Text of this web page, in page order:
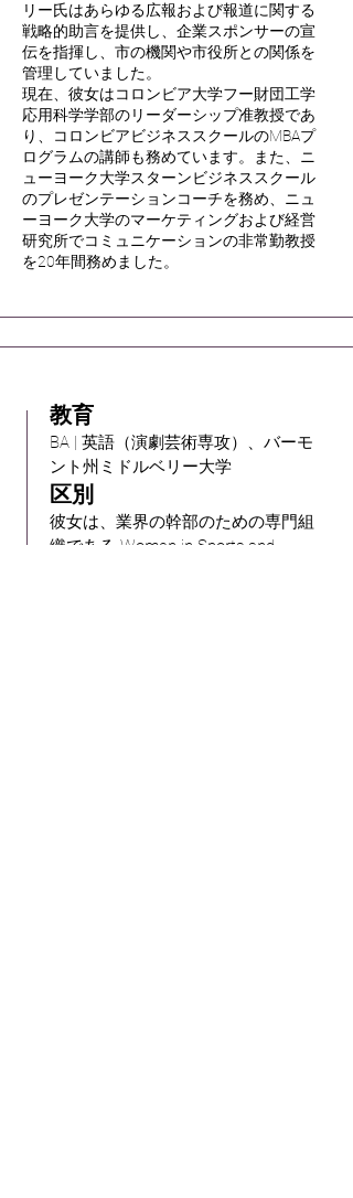
リー氏はあらゆる広報および報道に関する
戦略的助言を提供し、企業スポンサーの宣
伝を指揮し、市の機関や市役所との関係を
管理していました。
現在、彼女はコロンビア大学フー財団工学
応用科学学部のリーダーシップ准教授であ
り、コロンビアビジネススクールのMBAプ
ログラムの講師も務めています。また、ニ
ューヨーク大学スターンビジネススクール
のプレゼンテーションコーチを務め、ニュ
ーヨーク大学のマーケティングおよび経営
研究所でコミュニケーションの非常勤教授
を20年間務めました。
教育
BA | 英語（演劇芸術専攻）、バーモ
ント州ミドルベリー大学
区別
彼女は、業界の幹部のための専門組
織である Women in Sports and